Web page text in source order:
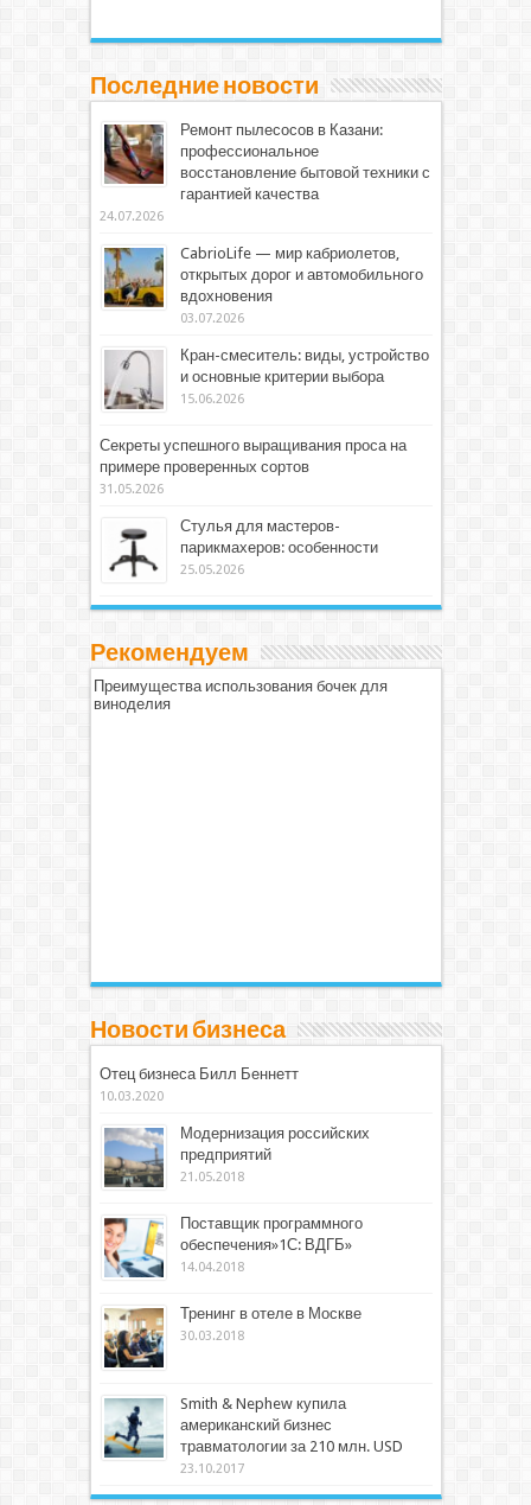
Последние новости
Ремонт пылесосов в Казани:
профессиональное
восстановление бытовой техники с
гарантией качества
24.07.2026
CabrioLife — мир кабриолетов,
открытых дорог и автомобильного
вдохновения
03.07.2026
Кран-смеситель: виды, устройство
и основные критерии выбора
15.06.2026
Секреты успешного выращивания проса на
примере проверенных сортов
31.05.2026
Стулья для мастеров-
парикмахеров: особенности
25.05.2026
Рекомендуем
Преимущества использования бочек для
виноделия
Новости бизнеса
Отец бизнеса Билл Беннетт
10.03.2020
Модернизация российских
предприятий
21.05.2018
Поставщик программного
обеспечения»1С: ВДГБ»
14.04.2018
Тренинг в отеле в Москве
30.03.2018
Smith & Nephew купила
американский бизнес
травматологии за 210 млн. USD
23.10.2017